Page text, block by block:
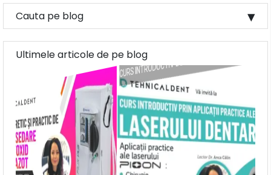
Cauta pe blog
Ultimele articole de pe blog
TRATAMENTUL ENDODONTIC SIMPLIFICAT
AJUTORUL